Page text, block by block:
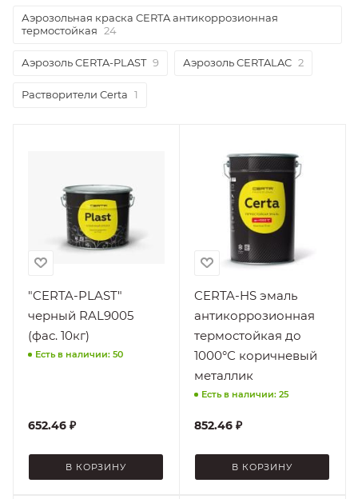
Аэрозольная краска CERTA антикоррозионная
термостойкая 24
Аэрозоль CERTA-PLAST 9 Аэрозоль CERTALAC 2
Растворители Certa 1
"CERTA-PLAST"
черный RAL9005
(фас. 10кг)
Есть в наличии: 50
652.46 ₽
В КОРЗИНУ
CERTA-HS эмаль
антикоррозионная
термостойкая до
1000°С коричневый
металлик
Есть в наличии: 25
852.46 ₽
В КОРЗИНУ